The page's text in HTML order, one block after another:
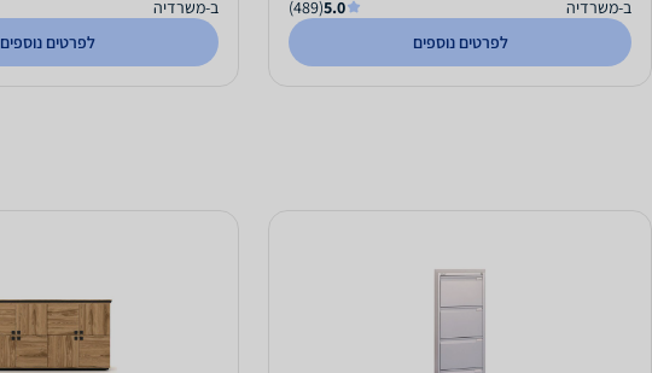
ב-משרדיה 5.0
(489)
לפרטים נוספים
ב-משרדיה
לפרטים נוספים